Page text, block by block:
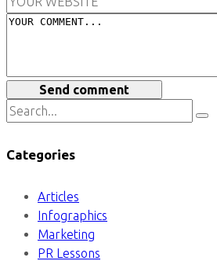
Send comment
Categories
Articles
Infographics
Marketing
PR Lessons